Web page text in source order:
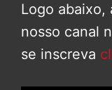
Logo abaixo,
nosso canal
se inscreva